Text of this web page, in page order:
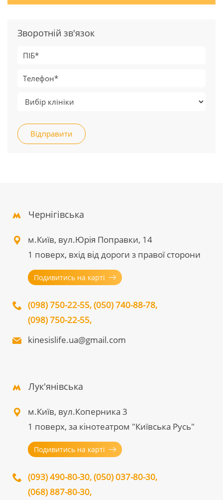
Зворотній зв'язок
Відправити
Чернігівська
м.Київ, вул.Юрія Поправки, 14
1 поверх, вхід від дороги з правої сторони
Подивитись на карті
(098) 750-22-55,(050) 740-88-78,
(098) 750-22-55,
kinesislife.ua@gmail.com
Лук'янівська
м.Київ, вул.Коперника 3
1 поверх, за кінотеатром "Київська Русь"
Подивитись на карті
(093) 490-80-30,(050) 037-80-30,
(068) 887-80-30,